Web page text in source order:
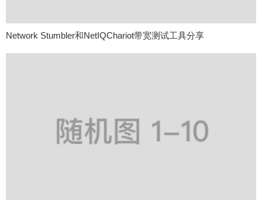
Network Stumbler和NetIQChariot带宽测试工具分享